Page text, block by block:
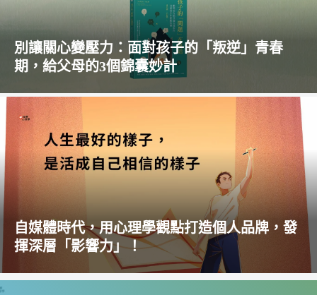
別讓關心變壓力：面對孩子的「叛逆」青春
期，給父母的3個錦囊妙計
自媒體時代，用心理學觀點打造個人品牌，發
揮深層「影響力」！